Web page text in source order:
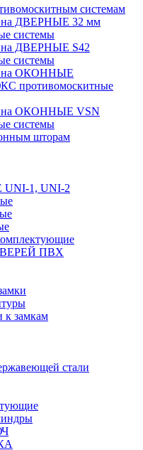
системам
на ДВЕРНЫЕ 32 мм
системы
ДВЕРНЫЕ S42
системы
на ОКОННЫЕ
противомоскитные
на ОКОННЫЕ VSN
системы
шторам
1, UNI-2
ПВХ
к замкам
стали